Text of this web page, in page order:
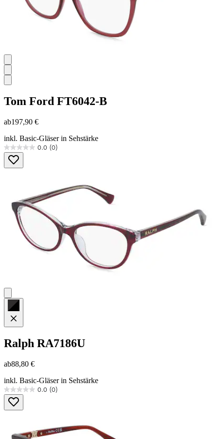
Tom Ford FT6042-B
ab197,90 €
inkl. Basic-Gläser in Sehstärke
0.0 (0)
0.0
von
5
Ralph RA7186U
ab88,80 €
inkl. Basic-Gläser in Sehstärke
0.0 (0)
0.0
von
5